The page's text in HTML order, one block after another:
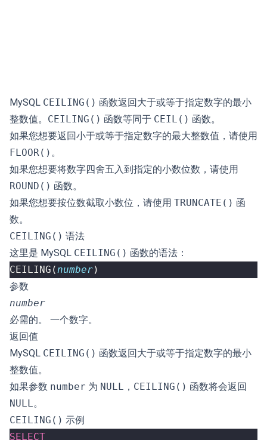
MySQL CEILING() 函数返回大于或等于指定数字的最小
整数值。 CEILING() 函数等同于 CEIL() 函数。
如果您想要返回小于或等于指定数字的最大整数值，请使用
FLOOR() 。
如果您想要将数字四舍五入到指定的小数位数，请使用
ROUND() 函数。
如果您想要按位数截取小数位，请使用 TRUNCATE() 函
数。
CEILING() 语法
这里是 MySQL CEILING() 函数的语法：
CEILING (number)
参数
number
必需的。 一个数字。
返回值
MySQL CEILING() 函数返回大于或等于指定数字的最小
整数值。
如果参数 number 为 NULL ， CEILING() 函数将会返回
NULL。
CEILING() 示例
SELECT